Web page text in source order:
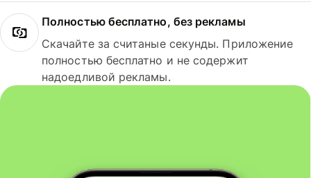
Полностью бесплатно, без рекламы
Скачайте за считаные секунды. Приложение
полностью бесплатно и не содержит
надоедливой рекламы.